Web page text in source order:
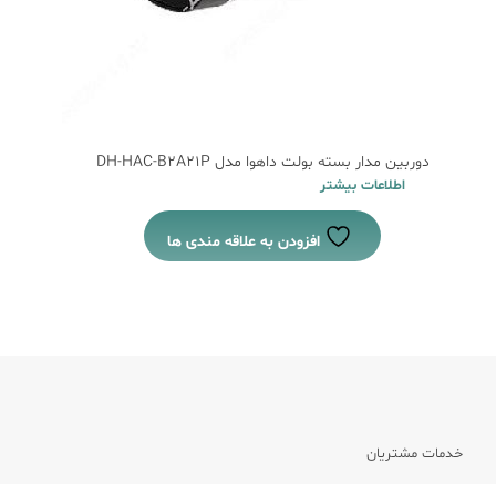
دوربین مدار بسته بولت داهوا مدل DH-HAC-B2A21P
اطلاعات بیشتر
افزودن به علاقه مندی ها
خدمات مشتریان